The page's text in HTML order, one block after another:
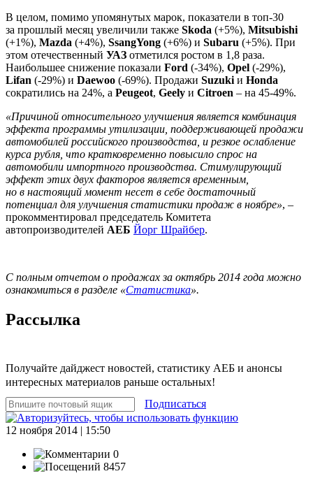
В целом, помимо упомянутых марок, показатели в топ-30
за прошлый месяц увеличили также Skoda (+5%), Mitsubishi
(+1%), Mazda (+4%), SsangYong (+6%) и Subaru (+5%). При
этом отечественный УАЗ отметился ростом в 1,8 раза.
Наибольшее снижение показали Ford (-34%), Opel (-29%),
Lifan (-29%) и Daewoo (-69%). Продажи Suzuki и Honda
сократились на 24%, а Peugeot, Geely и Citroen – на 45-49%.
«Причиной относительного улучшения является комбинация
эффекта программы утилизации, поддерживающей продажи
автомобилей российского производства, и резкое ослабление
курса рубля, что кратковременно повысило спрос на
автомобили импортного производства. Стимулирующий
эффект этих двух факторов является временным,
но в настоящий момент несет в себе достаточный
потенциал для улучшения статистики продаж в ноябре», –
прокомментировал председатель Комитета
автопроизводителей АЕБ Йорг Шрайбер.
С полным отчетом о продажах за октябрь 2014 года можно
ознакомиться в разделе «Статистика».
Рассылка
Получайте дайджест новостей, статистику АЕБ и анонсы
интересных материалов раньше остальных!
Подписаться
12 ноября 2014 | 15:50
0
8457